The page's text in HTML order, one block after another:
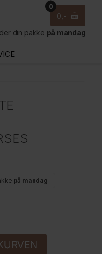
0
0
din pakke på mandag
på mandag